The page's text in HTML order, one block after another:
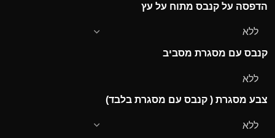
הדפסה על קנבס מתוח על עץ
קנבס עם מסגרת מסביב
צבע מסגרת ( קנבס עם מסגרת בלבד)